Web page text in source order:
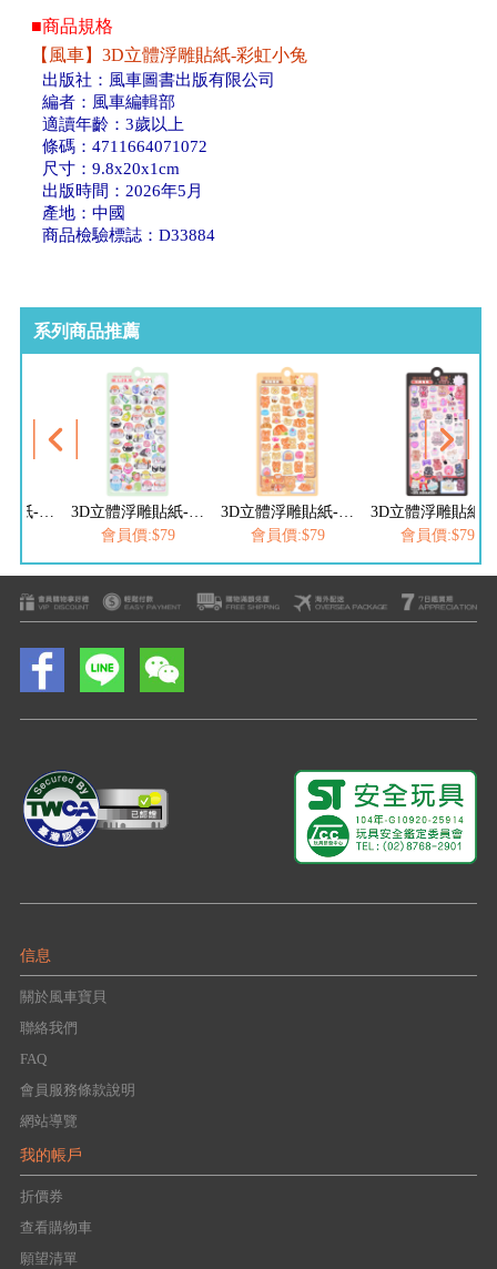
■商品規格
【風車】3D立體浮雕貼紙-彩虹小兔
出版社：風車圖書出版有限公司
編者：風車編輯部
適讀年齡：3歲以上
條碼：4711664071072
尺寸：9.8x20x1cm
出版時間：2026年5月
產地：中國
商品檢驗標誌：D33884
系列商品推薦
會員價:$79
會員價:$79
會員價:$79
信息
關於風車寶貝
聯絡我們
FAQ
會員服務條款說明
網站導覽
我的帳戶
折價券
查看購物車
願望清單